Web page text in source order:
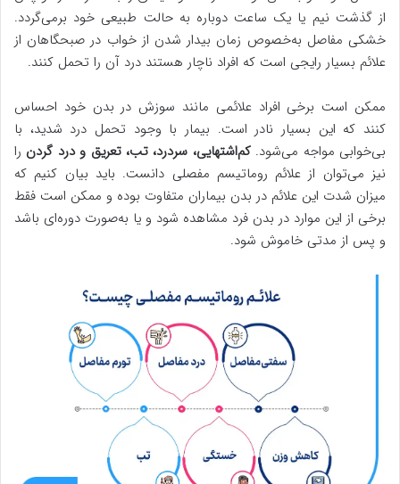
از گذشت نیم یا یک ساعت دوباره به حالت طبیعی خود برمی‌گردد.
خشکی مفاصل به‌خصوص زمان بیدار شدن از خواب در صبحگاهان از
علائم بسیار رایجی است که افراد ناچار هستند درد آن را تحمل کنند.
ممکن است برخی افراد علائمی مانند سوزش در بدن خود احساس
کنند که این بسیار نادر است. بیمار با وجود تحمل درد شدید، با
بی‌خوابی مواجه می‌شود.کم‌اشتهایی، سردرد، تب، تعریق و درد گردن را
نیز می‌توان از علائم روماتیسم مفصلی دانست. باید بیان کنیم که
میزان شدت این علائم در بدن بیماران متفاوت بوده و ممکن است فقط
برخی از این موارد در بدن فرد مشاهده شود و یا به‌صورت دوره‌ای باشد
و پس از مدتی خاموش شود.